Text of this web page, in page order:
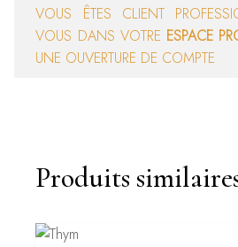
VOUS ÊTES CLIENT
VOUS DANS VOTRE ESPACE
UNE OUVERTURE DE COMPTE
Produits